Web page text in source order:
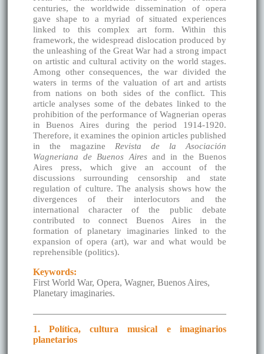
centuries, the worldwide dissemination of opera
gave shape to a myriad of situated experiences
linked to this complex art form. Within this
framework, the widespread dislocation produced by
the unleashing of the Great War had a strong impact
on artistic and cultural activity on the world stages.
Among other consequences, the war divided the
waters in terms of the valuation of art and artists
from nations on both sides of the conflict. This
article analyses some of the debates linked to the
prohibition of the performance of Wagnerian operas
in Buenos Aires during the period 1914-1920.
Therefore, it examines the opinion articles published
in the magazine Revista de la Asociación
Wagneriana de Buenos Airesand in the Buenos
Aires press, which give an account of the
discussions surrounding censorship and state
regulation of culture. The analysis shows how the
divergences of their interlocutors and the
international character of the public debate
contributed to connect Buenos Aires in the
formation of planetary imaginaries linked to the
expansion of opera (art), war and what would be
reprehensible (politics).
Keywords:
First World War, Opera, Wagner, Buenos Aires,
Planetary imaginaries.
1. Política, cultura musical e imaginarios
planetarios